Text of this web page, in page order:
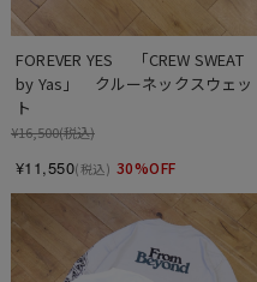
FOREVER YES 　「CREW SWEAT
by Yas」　クルーネックスウェッ
ト
¥16,500(税込)
¥11,550(税込) 30%OFF